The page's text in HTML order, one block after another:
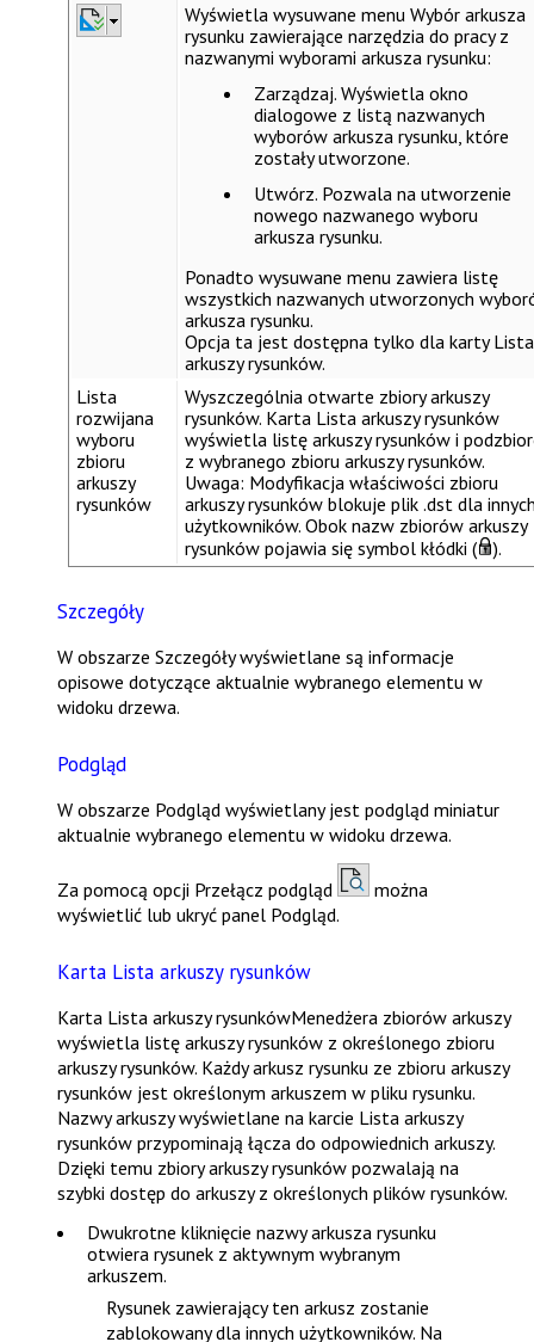
Wyświetla wysuwane menu Wybór arkusza
rysunkuzawierające narzędzia do pracy z
nazwanymi wyborami arkusza rysunku:
Zarządzaj. Wyświetla okno
dialogowe z listą nazwanych
wyborów arkusza rysunku, które
zostały utworzone.
Utwórz. Pozwala na utworzenie
nowego nazwanego wyboru
arkusza rysunku.
Ponadto wysuwane menu zawiera listę
wszystkich nazwanych utworzonych
arkusza rysunku.
Opcja ta jest dostępna tylko dla kartyLista
arkuszy rysunków.
Lista
rozwijana
wyboru
zbioru
arkuszy
rysunków
Wyszczególnia otwarte zbiory arkuszy
rysunków. Karta Lista arkuszy rysunków
wyświetla listę arkuszy rysunków i
z wybranego zbioru arkuszy rysunków.
Uwaga: Modyfikacja właściwości zbioru
arkuszy rysunków blokuje plik .dst dla
użytkowników. Obok nazw zbiorów arkuszy
rysunków pojawia się symbol kłódki (
).
Szczegóły
W obszarzeSzczegóływyświetlane są informacje
opisowe dotyczące aktualnie wybranego elementu w
widoku drzewa.
Podgląd
W obszarze Podgląd wyświetlany jest podgląd miniatur
aktualnie wybranego elementu w widoku drzewa.
Za pomocą opcji Przełącz podgląd
można
wyświetlić lub ukryć panel Podgląd.
Karta Lista arkuszy rysunków
Karta Lista arkuszy rysunkówMenedżera zbiorów arkuszy
wyświetla listę arkuszy rysunków z określonego zbioru
arkuszy rysunków. Każdy arkusz rysunku ze zbioru arkuszy
rysunków jest określonym arkuszem w pliku rysunku.
Nazwy arkuszy wyświetlane na karcie Lista arkuszy
rysunków przypominają łącza do odpowiednich arkuszy.
Dzięki temu zbiory arkuszy rysunków pozwalają na
szybki dostęp do arkuszy z określonych plików rysunków.
Dwukrotne kliknięcie nazwy arkusza rysunku
otwiera rysunek z aktywnym wybranym
arkuszem.
Rysunek zawierający ten arkusz zostanie
zablokowany dla innych użytkowników. Na